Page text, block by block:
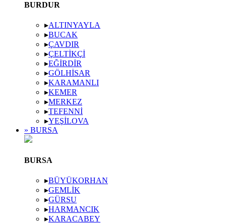
BURDUR
▸ALTINYAYLA
▸BUCAK
▸ÇAVDIR
▸ÇELTIKÇI
▸EĞIRDIR
▸GÖLHISAR
▸KARAMANLI
▸KEMER
▸MERKEZ
▸TEFENNI
▸YEŞILOVA
» BURSA
BURSA
▸BÜYÜKORHAN
▸GEMLIK
▸GÜRSU
▸HARMANCIK
▸KARACABEY